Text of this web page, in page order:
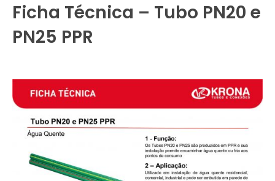
Ficha Técnica – Tubo PN20 e
PN25 PPR